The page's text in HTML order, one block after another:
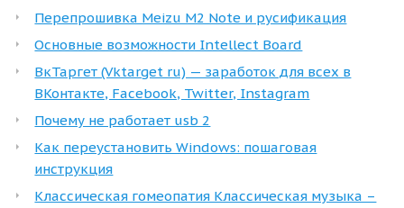
Перепрошивка Meizu M2 Note и русификация
Основные возможности Intellect Board
ВкТаргет (Vktarget ru) — заработок для всех в
ВКонтакте, Facebook, Twitter, Instagram
Почему не работает usb 2
Как переустановить Windows: пошаговая
инструкция
Классическая гомеопатия Классическая музыка –